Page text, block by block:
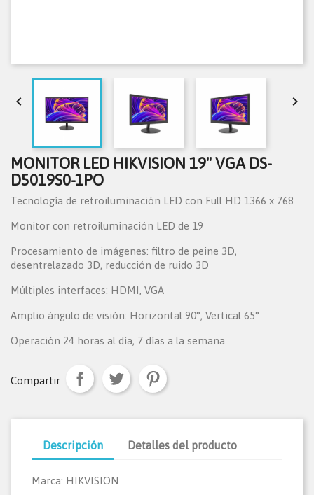
 
MONITOR LED HIKVISION 19" VGA DS-
D5019S0-1PO
Tecnología de retroiluminación LED con Full HD 1366 x 768
Monitor con retroiluminación LED de 19
Procesamiento de imágenes: filtro de peine 3D,
desentrelazado 3D, reducción de ruido 3D
Múltiples interfaces: HDMI, VGA
Amplio ángulo de visión: Horizontal 90°, Vertical 65°
Operación 24 horas al día, 7 días a la semana
Compartir
Descripción Detalles del producto
Marca: HIKVISION